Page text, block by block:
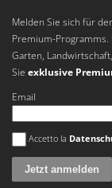
Melden Sie sich für
Premium-
Garten,
Sie exklusive
Email
Es ist ein Fehler
Accetto la